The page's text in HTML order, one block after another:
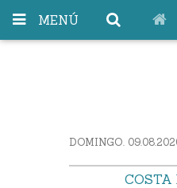
MENÚ
DOMINGO.
COSTA